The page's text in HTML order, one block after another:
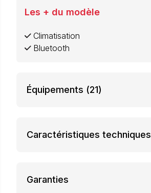
Les + du modèle
Climatisation
Bluetooth
Équipements (21)
Caractéristiques techniques
Garanties